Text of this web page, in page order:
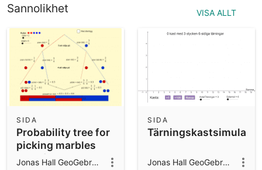
Sannolikhet VISA ALLT
Probability tree for
picking marbles
out of a
SIDA
Jonas Hall GeoGebra ambassador 2024/25
Tärningskastsimulator
SIDA
Jonas Hall GeoGebra ambassador 2024/25